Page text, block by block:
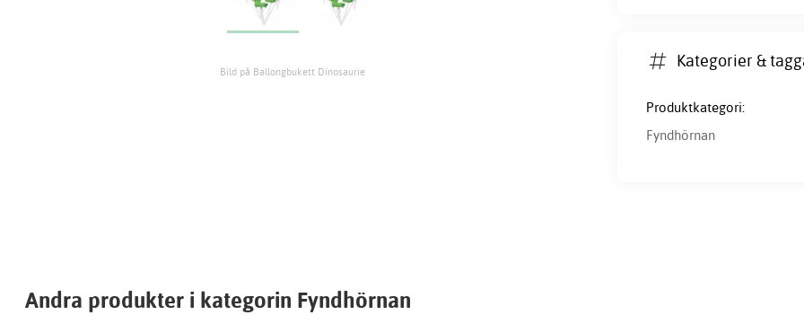
Bild på Ballongbukett Dinosaurie
Kategorier &
Produktkategori:
Fyndhörnan
Andra produkter i kategorin Fyndhörnan